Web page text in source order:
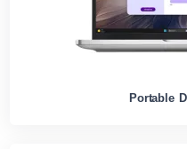
Portable